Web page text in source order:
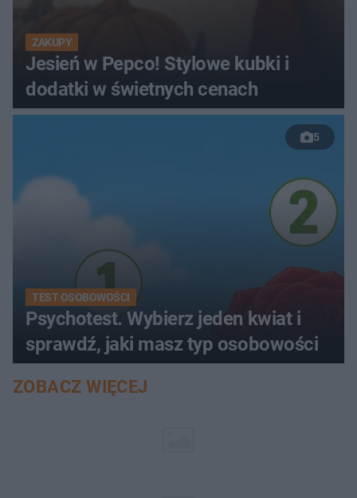
ZAKUPY
Jesień w Pepco! Stylowe kubki i
dodatki w świetnych cenach
5
TEST OSOBOWOŚCI
Psychotest. Wybierz jeden kwiat i
sprawdź, jaki masz typ osobowości
ZOBACZ WIĘCEJ